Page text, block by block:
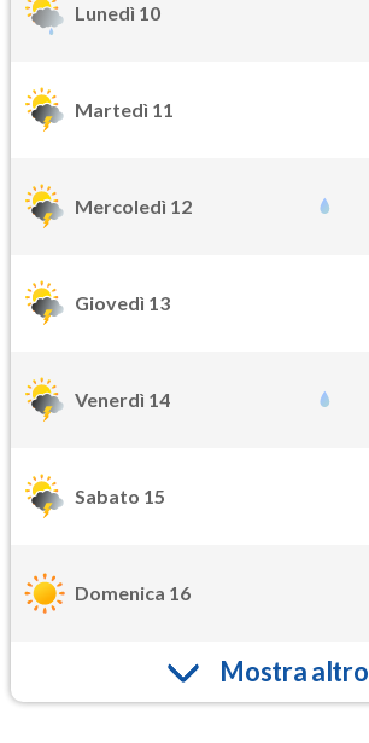
Lunedì 10
Martedì 11
Mercoledì 12
Giovedì 13
Venerdì 14
Sabato 15
Domenica 16
Mostra altro